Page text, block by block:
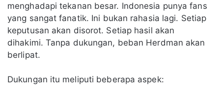
menghadapi tekanan besar. Indonesia punya fans
yang sangat fanatik. Ini bukan rahasia lagi. Setiap
keputusan akan disorot. Setiap hasil akan
dihakimi. Tanpa dukungan, beban Herdman akan
berlipat.
Dukungan itu meliputi beberapa aspek: